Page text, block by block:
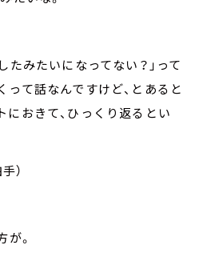
たみたいになってない？」って
て話なんですけど、とあると
おきて、ひっくり返るとい
）
が。